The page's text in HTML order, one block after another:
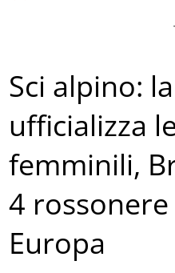
Sci alpino:
ufficializza
femminili,
4
Europa